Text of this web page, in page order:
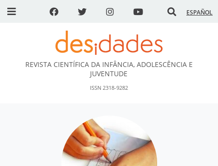
ESPAÑOL
DESidades
REVISTA CIENTÍFICA DA INFÂNCIA, ADOLESCÊNCIA E
JUVENTUDE
ISSN 2318-9282